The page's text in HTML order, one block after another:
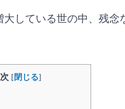
大している世の中、残念
[ 閉じる]